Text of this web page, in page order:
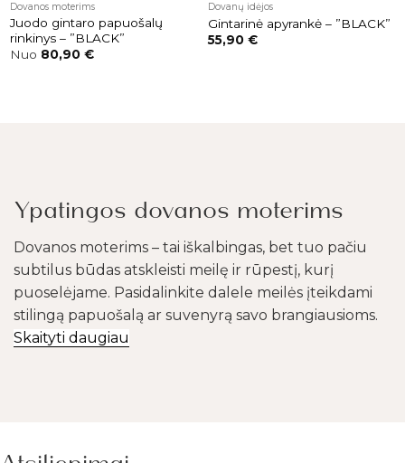
Dovanos moterims
Juodo gintaro papuošalų
rinkinys – ”BLACK”
Nuo 80,90 €
Dovanų idėjos
Gintarinė apyrankė – ”BLACK”
55,90 €
Ypatingos dovanos moterims
Dovanos moterims – tai iškalbingas, bet tuo pačiu
subtilus būdas atskleisti meilę ir rūpestį, kurį
puoselėjame. Pasidalinkite dalele meilės įteikdami
stilingą papuošalą ar suvenyrą savo brangiausioms.
Skaityti daugiau